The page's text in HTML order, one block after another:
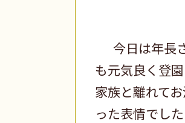
今日は年長
も元気良く登
家族と離れて
った表情でした